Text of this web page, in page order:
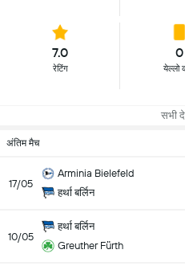
7.0
रेटिंग
0
येल्लो
सभी
अंतिम मैच
17/05
Arminia Bielefeld
हर्था बर्लिन
10/05
हर्था बर्लिन
Greuther Fürth